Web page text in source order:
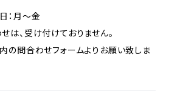
：月〜金
は、受け付けておりません。
の問合わせフォームよりお願い致しま